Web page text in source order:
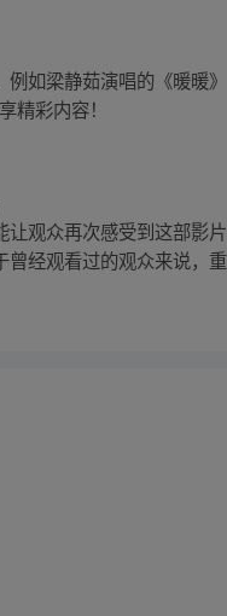
例如梁静茹演唱的《暖暖
精彩内容！
让观众再次感受到这部
经观看过的观众来说，